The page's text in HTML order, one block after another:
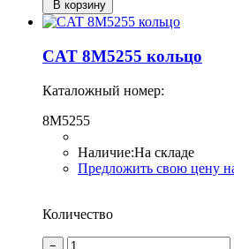
В корзину
CAT 8M5255 кольцо
Каталожный номер:
8M5255
Наличие:На складе
Предложить свою цену
Количество